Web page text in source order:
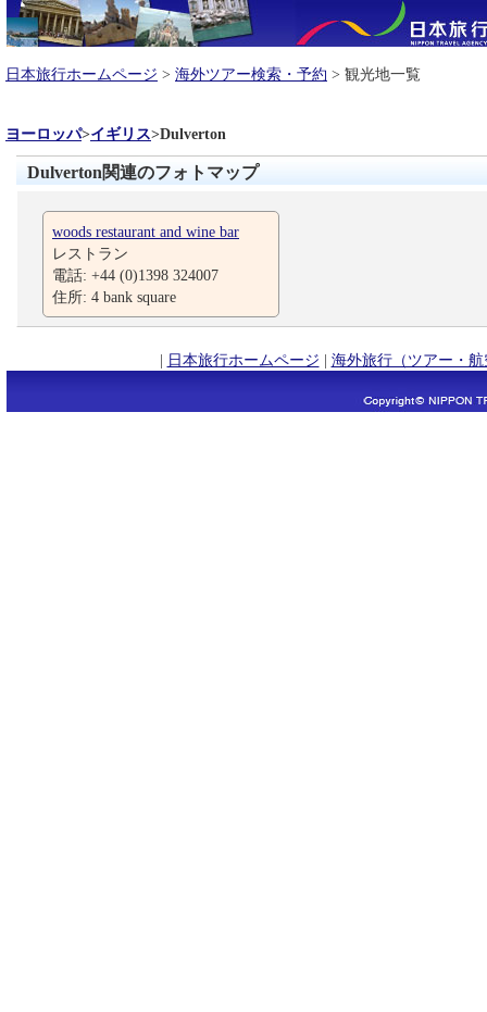
日本旅行ホームページ > 海外ツアー検索・予約 > 観光地一覧
ヨーロッパ>イギリス>Dulverton
Dulverton関連のフォトマップ
woods restaurant and wine bar
レストラン
電話: +44 (0)1398 324007
住所: 4 bank square
| 日本旅行ホームページ | 海外旅行（ツアー・航